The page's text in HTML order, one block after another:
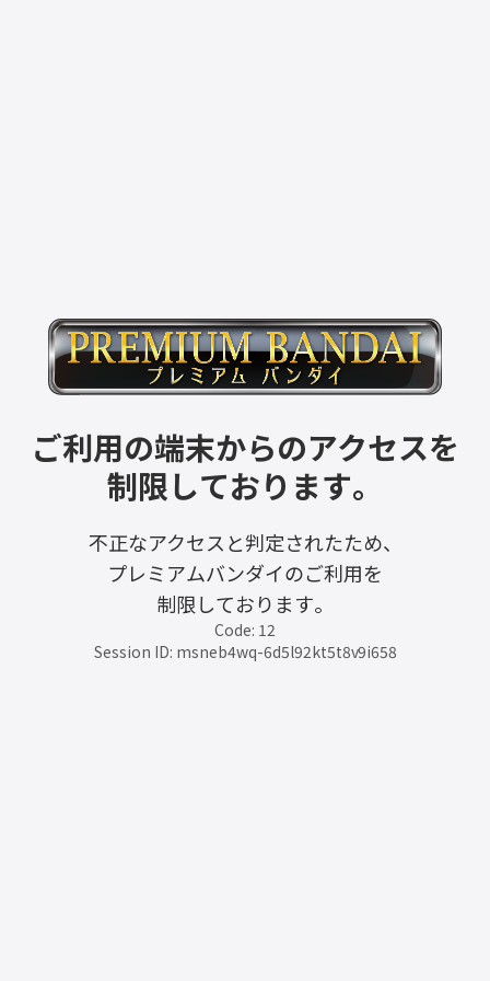
ご利用の端末からのアクセスを
制限しております。
不正なアクセスと判定されたため、
プレミアムバンダイのご利用を
制限しております。
Code: 12
Session ID: msneb4wq-6d5l92kt5t8v9i658